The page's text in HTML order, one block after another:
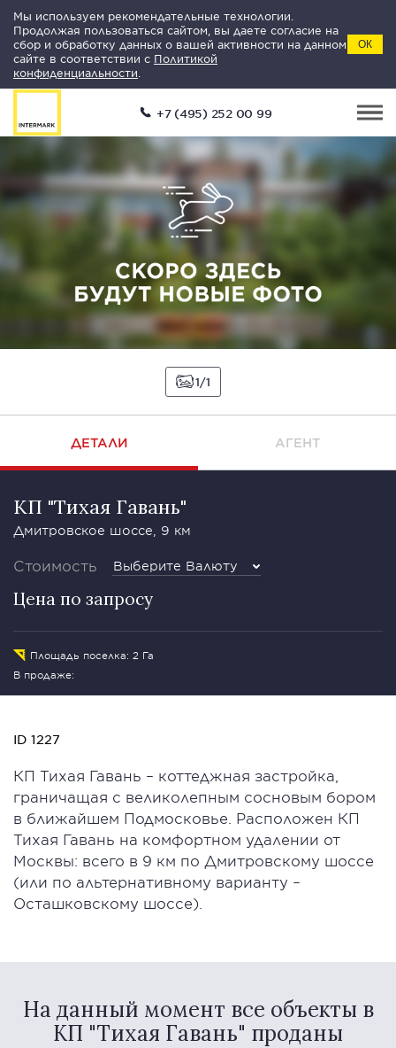
Мы используем рекомендательные технологии.
Продолжая пользоваться сайтом, вы даете согласие на
сбор и обработку данных о вашей активности на данном
сайте в соответствии с Политикой
конфиденциальности
ОК
+7 (495) 252 00 99
1 1
ДЕТАЛИ АГЕНТ
КП "Тихая Гавань"
Дмитровское шоссе, 9 км
Стоимость Выберите Валюту
Цена по запросу
Площадь поселка: 2 Га
В продаже:
ID 1227
КП Тихая Гавань – коттеджная застройка,
граничащая с великолепным сосновым бором
в ближайшем Подмосковье. Расположен КП
Тихая Гавань на комфортном удалении от
Москвы: всего в 9 км по Дмитровскому шоссе
(или по альтернативному варианту –
Осташковскому шоссе).
На данный момент все объекты в
КП "Тихая Гавань" проданы